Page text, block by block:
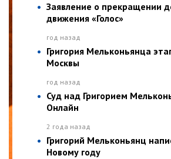
Заявление о прекращении
движения «Голос»
год назад
Григория Мельконьянца
Москвы
год назад
Суд над Григорием
Онлайн
2 года назад
Григорий Мельконьянц
Новому году